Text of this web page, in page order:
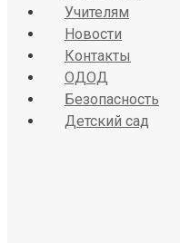
Красносельское шоссе
дом 34, литер А
Учителям
Новости
Контакты
ОДОД
Безопасность
Детский сад